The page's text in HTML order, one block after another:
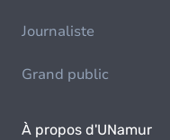
Journaliste
Grand public
À propos d'UNamur